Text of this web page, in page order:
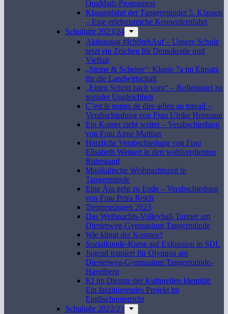
QuaMath-Programms
Klassenfahrt der Tangermünder 5. Klassen
– Eine erlebnisreiche Kennenlernfahrt
Schuljahr 2023/24
Aktionstag #IchStehAuf – Unsere Schule
setzt ein Zeichen für Demokratie und
Vielfalt
„Steine & Scheine“: Klasse 7a im Einsatz
für die Landwirtschaft
„Einen Schritt nach vorn“ – Rollenspiel zu
sozialer Ungleichheit
C’est le temps de dire adieu au travail –
Verabschiedung von Frau Ulrike Hermann
Ein Komet zieht weiter – Verabschiedung
von Frau Anne Mathias
Herzliche Verabschiedung von Frau
Elisabeth Weinert in den wohlverdienten
Ruhestand
Musikalische Weihnachtszeit in
Tangermünde
Eine Ära geht zu Ende – Verabschiedung
von Frau Petra Reich
Treppensingen 2023
Das Weihnachts-Volleyball-Turnier am
Diesterweg-Gymnasium Tangermünde
Wie klingt der Kosmos?
Sozialkunde-Kurse auf Exkursion in SDL
Jugend trainiert für Olympia am
Diesterweg-Gymnasium Tangermünde-
Havelberg
KI im Dienste der Kulturellen Identität:
Ein faszinierendes Projekt im
Englischunterricht
Schuljahr 2022/23